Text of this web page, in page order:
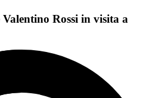
Rossi in visita a